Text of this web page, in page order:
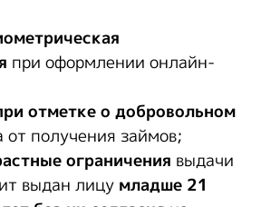
при оформлении онлайн-
отметке о добровольном
от получения займов;
ограничения выдачи
выдан лицу младше 21